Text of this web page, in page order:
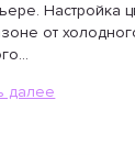
Настройка
от
далее